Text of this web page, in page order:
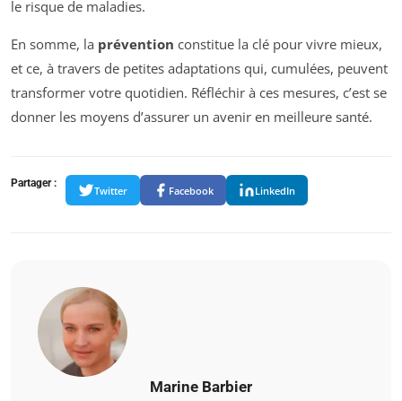
le risque de maladies.
En somme, la prévention constitue la clé pour vivre mieux,
et ce, à travers de petites adaptations qui, cumulées, peuvent
transformer votre quotidien. Réfléchir à ces mesures, c’est se
donner les moyens d’assurer un avenir en meilleure santé.
Partager :
Twitter Facebook LinkedIn
Marine Barbier